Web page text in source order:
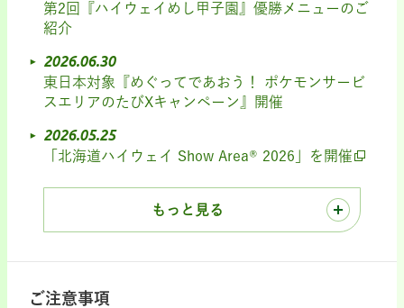
第2回『ハイウェイめし甲子園』優勝メニューのご
紹介
2026.06.30
東日本対象『めぐってであおう！ ポケモンサービ
スエリアのたびXキャンペーン』開催
2026.05.25
「北海道ハイウェイ Show Area® 2026」を開催
もっと見る
ご注意事項